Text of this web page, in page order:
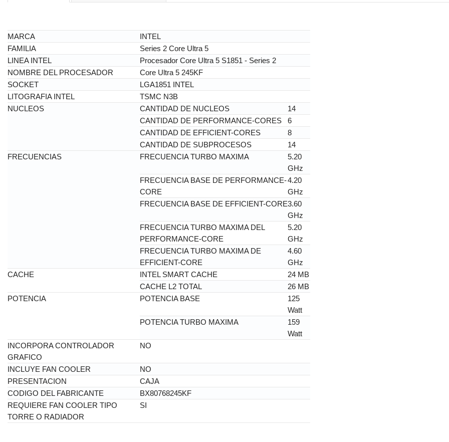
MARCA
INTEL
FAMILIA
Series 2 Core Ultra 5
LINEA INTEL
Procesador Core Ultra 5 S1851 - Series 2
NOMBRE DEL PROCESADOR
Core Ultra 5 245KF
SOCKET
LGA1851 INTEL
LITOGRAFIA INTEL
TSMC N3B
NUCLEOS
CANTIDAD DE NUCLEOS
14
CANTIDAD DE PERFORMANCE-CORES
6
CANTIDAD DE EFFICIENT-CORES
8
CANTIDAD DE SUBPROCESOS
14
FRECUENCIAS
FRECUENCIA TURBO MAXIMA
5.20
GHz
FRECUENCIA BASE DE PERFORMANCE-
CORE
4.20
GHz
FRECUENCIA BASE DE EFFICIENT-CORE3.60
GHz
FRECUENCIA TURBO MAXIMA DEL
PERFORMANCE-CORE
5.20
GHz
FRECUENCIA TURBO MAXIMA DE
EFFICIENT-CORE
4.60
GHz
CACHE
INTEL SMART CACHE
24 MB
CACHE L2 TOTAL
26 MB
POTENCIA
POTENCIA BASE
125
Watt
POTENCIA TURBO MAXIMA
159
Watt
INCORPORA CONTROLADOR
GRAFICO
NO
INCLUYE FAN COOLER
NO
PRESENTACION
CAJA
CODIGO DEL FABRICANTE
BX80768245KF
REQUIERE FAN COOLER TIPO
TORRE O RADIADOR
SI